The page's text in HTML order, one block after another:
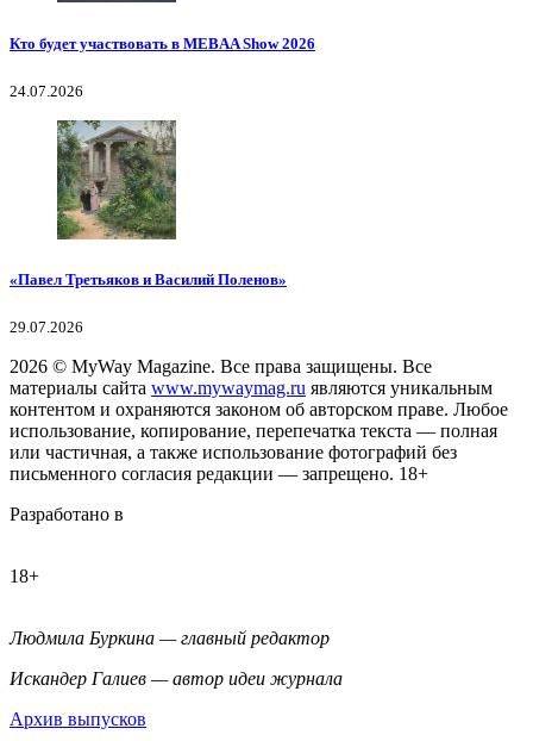
Кто будет участвовать в MEBAA Show 2026
24.07.2026
«Павел Третьяков и Василий Поленов»
29.07.2026
2026 © MyWay Magazine. Все права защищены. Все
материалы сайта www.mywaymag.ru являются уникальным
контентом и охраняются законом об авторском праве. Любое
использование, копирование, перепечатка текста — полная
или частичная, а также использование фотографий без
письменного согласия редакции — запрещено. 18+
Разработано в
18+
Людмила Буркина — главный редактор
Искандер Галиев — автор идеи журнала
Архив выпусков